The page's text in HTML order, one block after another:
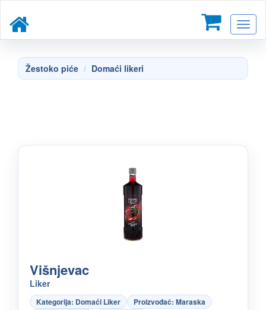
Žestoko piće Domaći likeri
Višnjevac
Liker
Kategorija: Domaći Liker
Proizvođač: Maraska